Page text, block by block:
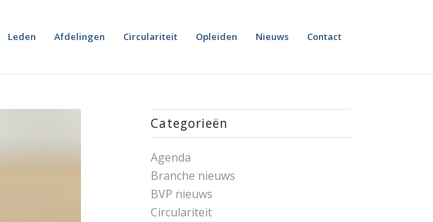
Leden Afdelingen Circulariteit Opleiden Nieuws Contact
Categorieën
Agenda
Branche nieuws
BVP nieuws
Circulariteit